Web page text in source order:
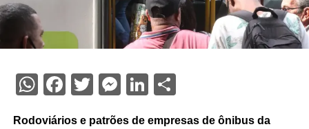
WhatsApp
Facebook
TwitterMessenger
LinkedIn
Rodoviários e patrões de empresas de ônibus da